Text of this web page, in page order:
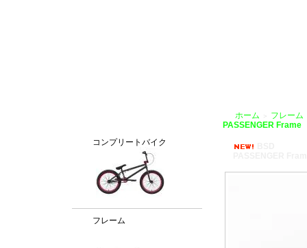
コンプリートバイク
フレーム
ホーム フレーム
PASSENGER Frame